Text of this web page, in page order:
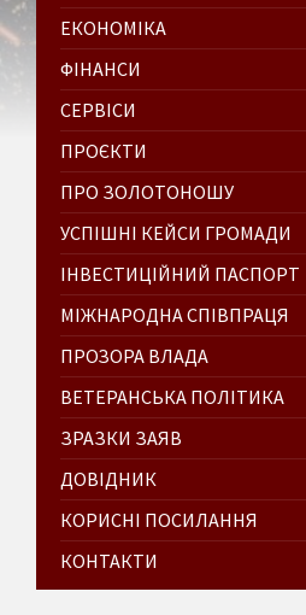
ЕКОНОМІКА
ФІНАНСИ
СЕРВІСИ
ПРОЄКТИ
ПРО ЗОЛОТОНОШУ
УСПІШНІ КЕЙСИ ГРОМАДИ
ІНВЕСТИЦІЙНИЙ ПАСПОРТ
МІЖНАРОДНА СПІВПРАЦЯ
ПРОЗОРА ВЛАДА
ВЕТЕРАНСЬКА ПОЛІТИКА
ЗРАЗКИ ЗАЯВ
ДОВІДНИК
КОРИСНІ ПОСИЛАННЯ
КОНТАКТИ